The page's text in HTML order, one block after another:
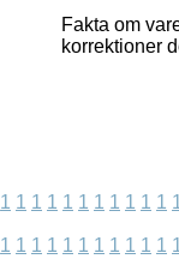
Fakta om
korrektioner
1 1 1 1 1 1 1 1 1 1 1
1 1 1 1 1 1 1 1 1 1 1